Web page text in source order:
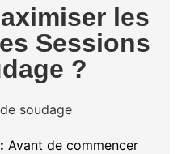
les
Sessions
?
Avant de commencer